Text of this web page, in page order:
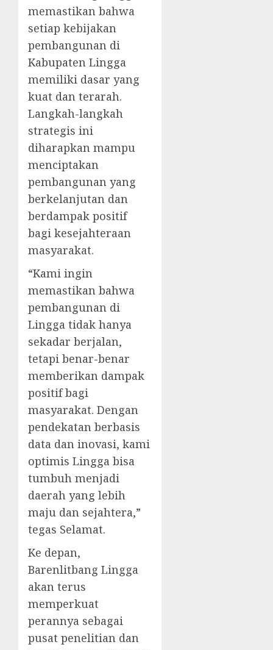
memastikan bahwa
setiap kebijakan
pembangunan di
Kabupaten Lingga
memiliki dasar yang
kuat dan terarah.
Langkah-langkah
strategis ini
diharapkan mampu
menciptakan
pembangunan yang
berkelanjutan dan
berdampak positif
bagi kesejahteraan
masyarakat.
“Kami ingin
memastikan bahwa
pembangunan di
Lingga tidak hanya
sekadar berjalan,
tetapi benar-benar
memberikan dampak
positif bagi
masyarakat. Dengan
pendekatan berbasis
data dan inovasi, kami
optimis Lingga bisa
tumbuh menjadi
daerah yang lebih
maju dan sejahtera,”
tegas Selamat.
Ke depan,
Barenlitbang Lingga
akan terus
memperkuat
perannya sebagai
pusat penelitian dan